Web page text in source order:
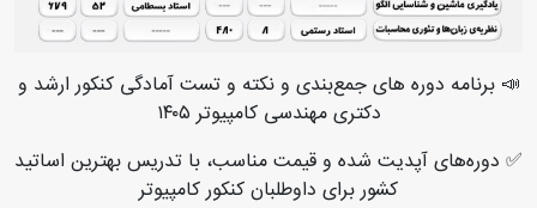
📣 برنامه دوره های جمع‌بندی و نکته و تست آمادگی کنکور ارشد و
دکتری مهندسی کامپیوتر ۱۴۰۵
✅ دوره‌های آپدیت شده و قیمت مناسب، با تدریس بهترین اساتید
کشور برای داوطلبان کنکور کامپیوتر